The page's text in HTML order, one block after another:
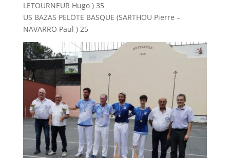
LETOURNEUR Hugo ) 35
US BAZAS PELOTE BASQUE (SARTHOU Pierre –
NAVARRO Paul ) 25